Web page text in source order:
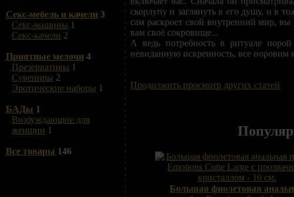
Секс-мебель и качели 3
Секс-машины 1
Секс-качели 2
Приятные мелочи 4
Презервативы 1
Сувениры 2
Эротические наборы 1
БАДы 1
Возбуждающие для
женщин 1
Все товары 146
скорлупу и заглянуть в его душу, и в
сам раскроет свой внутренний мир,
вам своё сокровище...
А ведь потребность в ритуале
невиданную искренность, все
Продолжить просмотр других статей
Большая фиолетовая